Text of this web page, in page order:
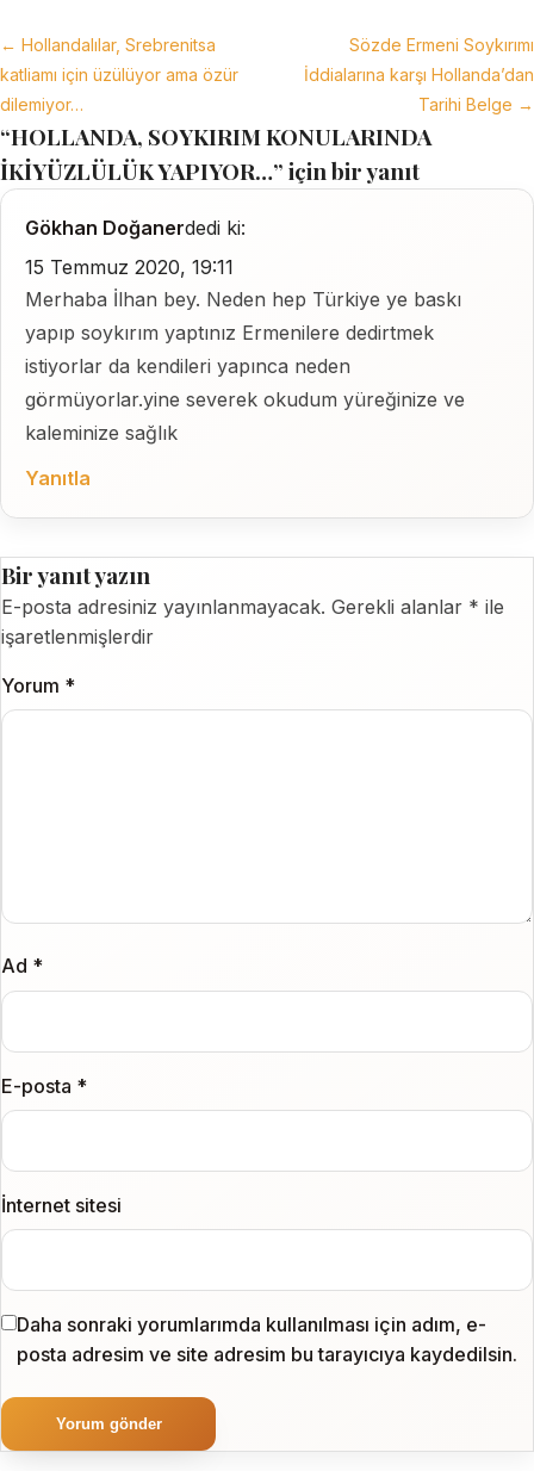
← Hollandalılar, Srebrenitsa
katliamı için üzülüyor ama özür
dilemiyor…
Sözde Ermeni Soykırımı
İddialarına karşı Hollanda’dan
Tarihi Belge →
“HOLLANDA, SOYKIRIM KONULARINDA
İKİYÜZLÜLÜK YAPIYOR…” için bir yanıt
Gökhan Doğanerdedi ki:
15 Temmuz 2020, 19:11
Merhaba İlhan bey. Neden hep Türkiye ye baskı
yapıp soykırım yaptınız Ermenilere dedirtmek
istiyorlar da kendileri yapınca neden
görmüyorlar.yine severek okudum yüreğinize ve
kaleminize sağlık
Yanıtla
Bir yanıt yazın
E-posta adresiniz yayınlanmayacak. Gerekli alanlar * ile
işaretlenmişlerdir
Yorum *
Ad *
E-posta *
İnternet sitesi
Daha sonraki yorumlarımda kullanılması için adım, e-
posta adresim ve site adresim bu tarayıcıya kaydedilsin.